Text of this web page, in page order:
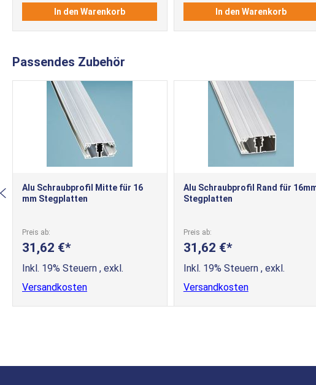
In den Warenkorb In den Warenkorb
Passendes Zubehör
Alu Schraubprofil Mitte für 16
mm Stegplatten
Preis ab
31,62 €
Inkl. 19% Steuern , exkl.
Versandkosten
Alu Schraubprofil Rand für
Stegplatten
Preis ab
31,62 €
Inkl. 19% Steuern , exkl.
Versandkosten